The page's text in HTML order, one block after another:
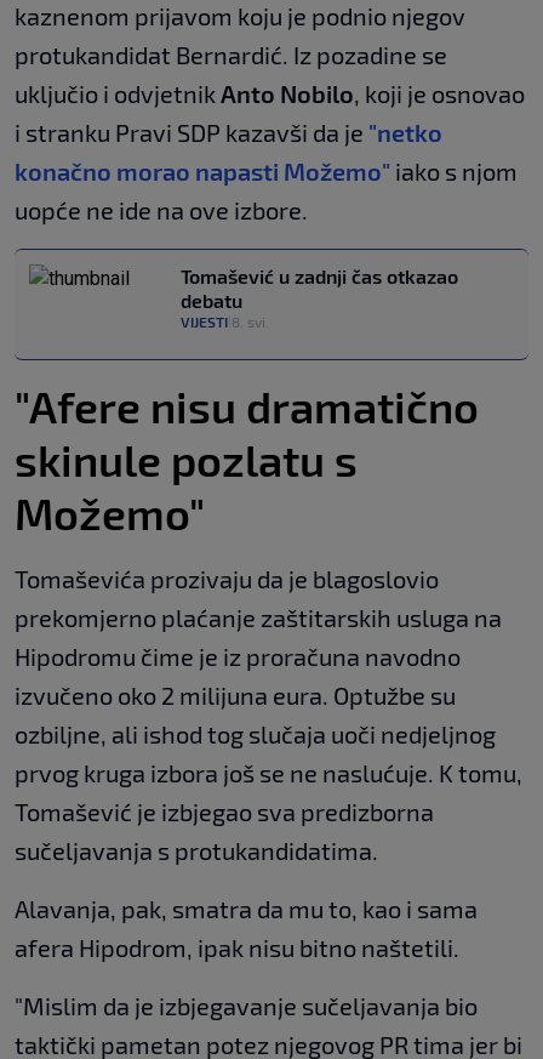
kaznenom prijavom koju je podnio njegov
protukandidat Bernardić. Iz pozadine se
uključio i odvjetnik Anto Nobilo, koji je osnovao
i stranku Pravi SDP kazavši da je "netko
konačno morao napasti Možemo" iako s njom
uopće ne ide na ove izbore.
Tomašević u zadnji čas otkazao
debatu
VIJESTI 8. svi.
"Afere nisu dramatično
skinule pozlatu s
Možemo"
Tomaševića prozivaju da je blagoslovio
prekomjerno plaćanje zaštitarskih usluga na
Hipodromu čime je iz proračuna navodno
izvučeno oko 2 milijuna eura. Optužbe su
ozbiljne, ali ishod tog slučaja uoči nedjeljnog
prvog kruga izbora još se ne naslućuje. K tomu,
Tomašević je izbjegao sva predizborna
sučeljavanja s protukandidatima.
Alavanja, pak, smatra da mu to, kao i sama
afera Hipodrom, ipak nisu bitno naštetili.
"Mislim da je izbjegavanje sučeljavanja bio
taktički pametan potez njegovog PR tima jer bi